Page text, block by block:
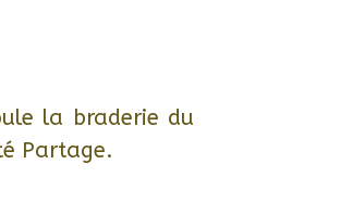
la braderie du
Partage.